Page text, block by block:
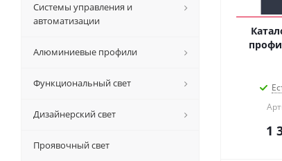
1
Системы управления и
автоматизации
Алюминиевые профили
Функциональный свет
Дизайнерский свет
Проявочный свет